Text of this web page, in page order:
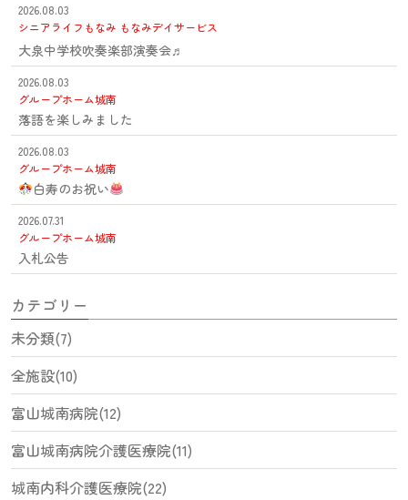
2026.08.03
シニアライフもなみ もなみデイサービス
大泉中学校吹奏楽部演奏会♬
2026.08.03
グループホーム城南
落語を楽しみました
2026.08.03
グループホーム城南
白寿のお祝い
2026.07.31
グループホーム城南
入札公告
カテゴリー
未分類(7)
全施設(10)
富山城南病院(12)
富山城南病院介護医療院(11)
城南内科介護医療院(22)